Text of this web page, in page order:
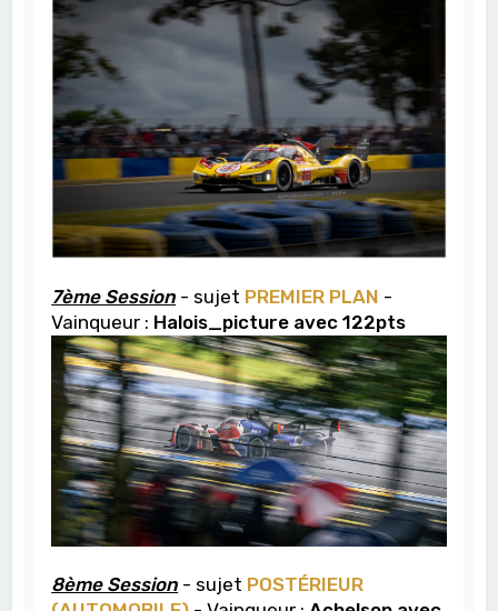
7ème Session - sujet PREMIER PLAN -
Vainqueur : Halois_picture avec 122pts
8ème Session - sujet POSTÉRIEUR